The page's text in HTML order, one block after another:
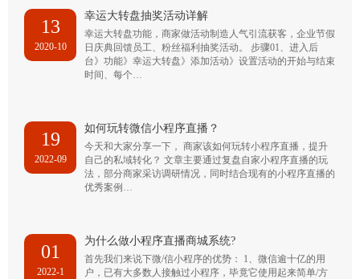
13
2020-10
幸运大转盘抽奖活动详解
幸运大转盘功能，商家做活动制造人气引流获客，企业节假
日庆典回馈员工、粉丝福利抽奖活动。 步骤01、进入后
台》功能》幸运大转盘》添加活动》设置活动的开始与结束
时间、每个…
19
2022-09
如何玩转微信小程序直播？
今天和大家分享一下， 商家该如何玩转小程序直播，提升
自己的私域转化？ 文章主要通过复盘自家小程序直播的玩
法，部分商家采访调研情况，同时结合现有的小程序直播的
优秀案例…
01
2022-1
为什么做小程序直播商城系统?
首先我们来说下微/信小程序的优势： 1、微信逾十亿的用
户，已有大多数人接触过小程序，毕竟它使用起来简单/方